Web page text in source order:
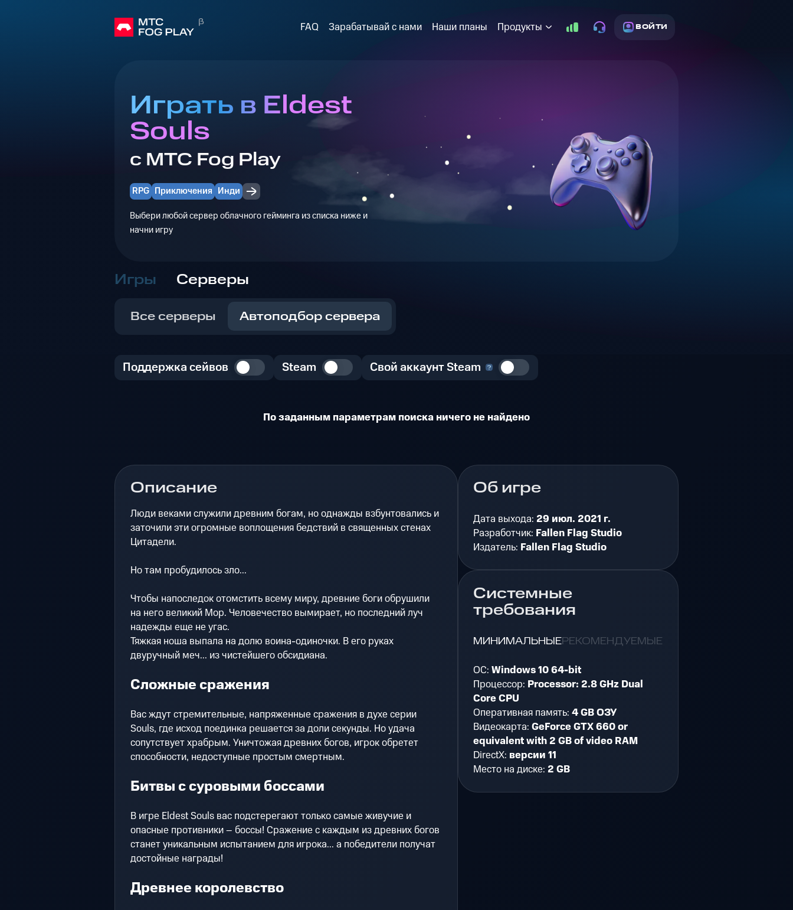
FAQ Зарабатывай с нами Наши планы Продукты ВОЙТИ
Играть в Eldest
Souls
с МТС Fog Play
RPG Приключения Инди
Выбери любой сервер облачного гейминга из списка ниже и
начни игру
Игры Серверы
Все серверы Автоподбор сервера
Поддержка сейвов Steam Свой аккаунт Steam
По заданным параметрам поиска ничего не найдено
Описание
Люди веками служили древним богам, но однажды взбунтовались и
заточили эти огромные воплощения бедствий в священных стенах
Цитадели.
Но там пробудилось зло...
Чтобы напоследок отомстить всему миру, древние боги обрушили
на него великий Мор. Человечество вымирает, но последний луч
надежды еще не угас.
Тяжкая ноша выпала на долю воина-одиночки. В его руках
двуручный меч... из чистейшего обсидиана.
Сложные сражения
Вас ждут стремительные, напряженные сражения в духе серии
Souls, где исход поединка решается за доли секунды. Но удача
сопутствует храбрым. Уничтожая древних богов, игрок обретет
способности, недоступные простым смертным.
Битвы с суровыми боссами
В игре Eldest Souls вас подстерегают только самые живучие и
опасные противники – боссы! Сражение с каждым из древних богов
станет уникальным испытанием для игрока... а победители получат
достойные награды!
Древнее королевство
Об игре
Дата выхода:29 июл. 2021 г.
Разработчик: Fallen Flag Studio
Издатель: Fallen Flag Studio
Системные
требования
МИНИМАЛЬНЫЕРЕКОМЕНДУЕМЫЕ
ОС:Windows 10 64-bit
Процессор: Processor: 2.8 GHz Dual
Core CPU
Оперативная память:4 GB ОЗУ
Видеокарта:GeForce GTX 660 or
equivalent with 2 GB of video RAM
DirectX: версии 11
Место на диске:2 GB